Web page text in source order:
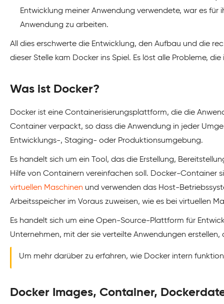
Entwicklung meiner Anwendung verwendete, war es für
Anwendung zu arbeiten.
All dies erschwerte die Entwicklung, den Aufbau und die
dieser Stelle kam Docker ins Spiel. Es löst alle Probleme,
Was ist Docker?
Docker ist eine Containerisierungsplattform, die die
Container verpackt, so dass die Anwendung in jeder
Entwicklungs-, Staging- oder Produktionsumgebung.
Es handelt sich um ein Tool, das die Erstellung,
Hilfe von Containern vereinfachen soll. Docker-Container
virtuellen Maschinen und verwenden das Host-
Arbeitsspeicher im Voraus zuweisen, wie es bei virtuellen
Es handelt sich um eine Open-Source-Plattform für
Unternehmen, mit der sie verteilte Anwendungen
Um mehr darüber zu erfahren, wie Docker intern
Docker Images, Container,